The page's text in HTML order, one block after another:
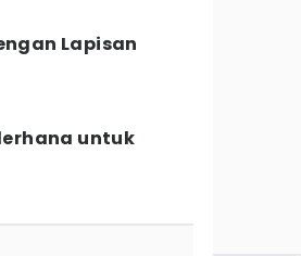
Lapisan
untuk